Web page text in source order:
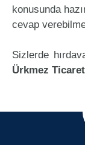
konusunda
cevap
Sizlerde
Ürkmez Ticaret